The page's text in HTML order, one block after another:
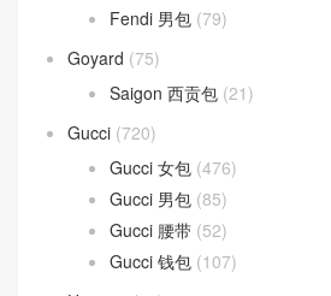
Fendi 男包 (79)
Goyard (75)
Saigon 西贡包 (21)
Gucci (720)
Gucci 女包 (476)
Gucci 男包 (85)
Gucci 腰带 (52)
Gucci 钱包 (107)